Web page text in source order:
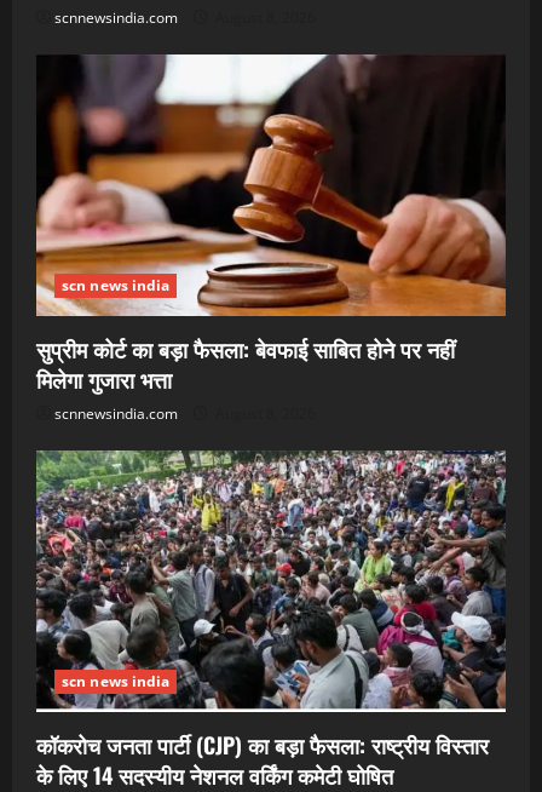
scnnewsindia.com
scn news india
सुप्रीम कोर्ट का बड़ा फैसला: बेवफाई साबित होने पर नहीं
मिलेगा गुजारा भत्ता
scnnewsindia.com
scn news india
कॉकरोच जनता पार्टी (CJP) का बड़ा फैसला: राष्ट्रीय विस्तार
के लिए 14 सदस्यीय नेशनल वर्किंग कमेटी घोषित